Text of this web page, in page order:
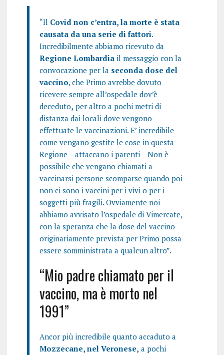
“Il Covid non c’entra, la morte è stata
causata da una serie di fattori.
Incredibilmente abbiamo ricevuto da
Regione Lombardiail messaggio con la
convocazione per la seconda dose del
vaccino, che Primo avrebbe dovuto
ricevere sempre all’ospedale dov’è
deceduto, per altro a pochi metri di
distanza dai locali dove vengono
effettuate le vaccinazioni. E’ incredibile
come vengano gestite le cose in questa
Regione – attaccano i parenti – Non è
possibile che vengano chiamati a
vaccinarsi persone scomparse quando poi
non ci sono i vaccini per i vivi o per i
soggetti più fragili. Ovviamente noi
abbiamo avvisato l’ospedale di Vimercate,
con la speranza che la dose del vaccino
originariamente prevista per Primo possa
essere somministrata a qualcun altro”.
“Mio padre chiamato per il
vaccino, ma è morto nel
1991”
Ancor più incredibile quanto accaduto a
Mozzecane, nel Veronese, a pochi